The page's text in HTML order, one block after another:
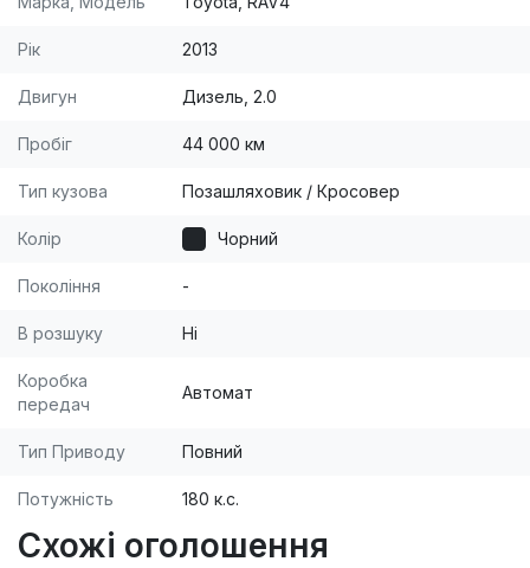
Рік 2013
Двигун Дизель, 2.0
Пробіг 44 000 км
Тип кузова Позашляховик / Кросовер
Колір Чорний
Покоління -
В розшуку Ні
Коробка
передач
Автомат
Тип Приводу Повний
Потужність 180 к.с.
Схожі оголошення